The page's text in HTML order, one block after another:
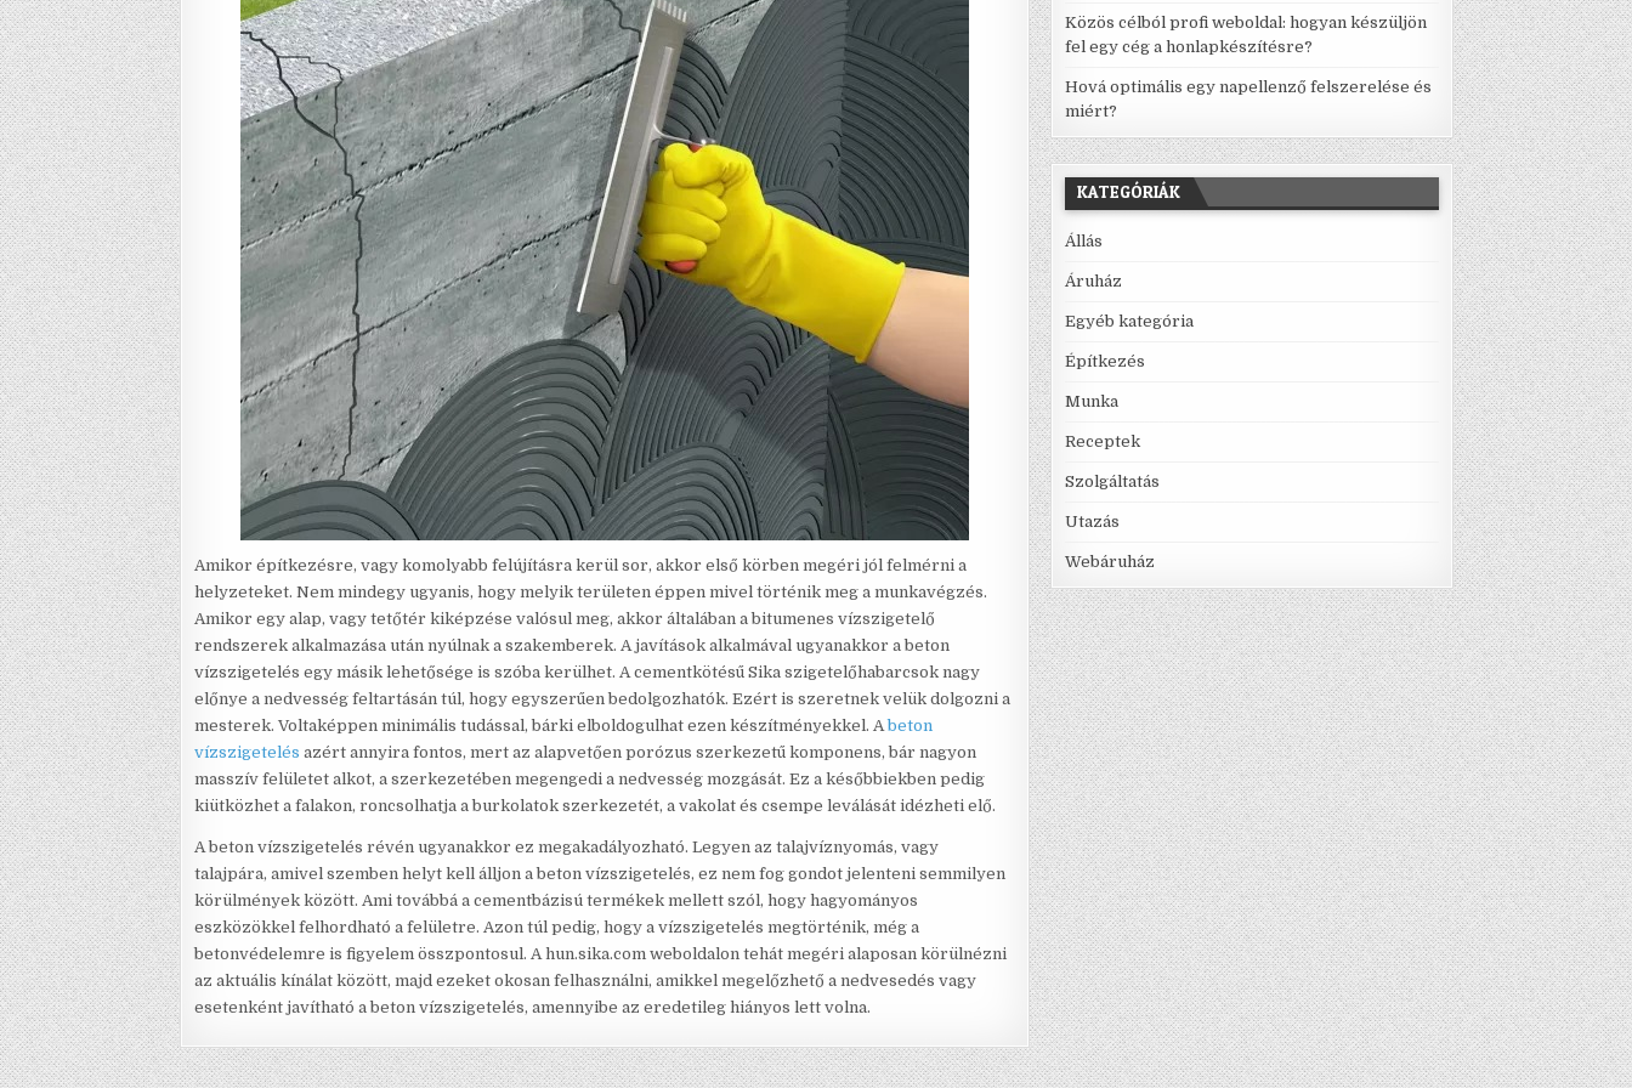
Amikor építkezésre, vagy komolyabb felújításra kerül sor, akkor első körben megéri jól felmérni a
helyzeteket. Nem mindegy ugyanis, hogy melyik területen éppen mivel történik meg a munkavégzés.
Amikor egy alap, vagy tetőtér kiképzése valósul meg, akkor általában a bitumenes vízszigetelő
rendszerek alkalmazása után nyúlnak a szakemberek. A javítások alkalmával ugyanakkor a beton
vízszigetelés egy másik lehetősége is szóba kerülhet. A cementkötésű Sika szigetelőhabarcsok nagy
előnye a nedvesség feltartásán túl, hogy egyszerűen bedolgozhatók. Ezért is szeretnek velük dolgozni a
mesterek. Voltaképpen minimális tudással, bárki elboldogulhat ezen készítményekkel. Abeton
vízszigetelés azért annyira fontos, mert az alapvetően porózus szerkezetű komponens, bár nagyon
masszív felületet alkot, a szerkezetében megengedi a nedvesség mozgását. Ez a későbbiekben pedig
kiütközhet a falakon, roncsolhatja a burkolatok szerkezetét, a vakolat és csempe leválását idézheti elő.
A beton vízszigetelés révén ugyanakkor ez megakadályozható. Legyen az talajvíznyomás, vagy
talajpára, amivel szemben helyt kell álljon a beton vízszigetelés, ez nem fog gondot jelenteni semmilyen
körülmények között. Ami továbbá a cementbázisú termékek mellett szól, hogy hagyományos
eszközökkel felhordható a felületre. Azon túl pedig, hogy a vízszigetelés megtörténik, még a
betonvédelemre is figyelem összpontosul. A hun.sika.com weboldalon tehát megéri alaposan körülnézni
az aktuális kínálat között, majd ezeket okosan felhasználni, amikkel megelőzhető a nedvesedés vagy
esetenként javítható a beton vízszigetelés, amennyibe az eredetileg hiányos lett volna.
Közös célból profi weboldal: hogyan készüljön
fel egy cég a honlapkészítésre?
Hová optimális egy napellenző felszerelése és
miért?
KATEGÓRIÁK
Állás
Áruház
Egyéb kategória
Építkezés
Munka
Receptek
Szolgáltatás
Utazás
Webáruház